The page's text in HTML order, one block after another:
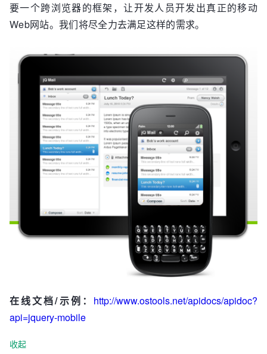
要一个跨浏览器的框架，让开发人员开发出真正的移动
Web网站。我们将尽全力去满足这样的需求。
在线文档/示例： http://www.ostools.net/apidocs/apidoc?
api=jquery-mobile
收起